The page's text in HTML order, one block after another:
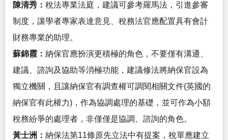
陳清秀： 稅法專業法庭，建議可參考羅馬法，引進參審
制度，讓學者專家表達意見、稅務法官應配置具有會計
財務專業的助理。
蘇錦霞： 納保官應扮演更積極的角色，不要僅有溝通、
建議、諮詢及協助等消極功能，建議修法將納保官設為
獨立機關，且讓納保官有調查權可調閱相關文件(英國的
納保官有此權力)，作為協調處理的基礎，並可作為小額
稅務紛爭的處理者，非僅僅是協調、諮詢的角色。
黃士洲： 納保法第11條原先立法中有提案，稅單應建立